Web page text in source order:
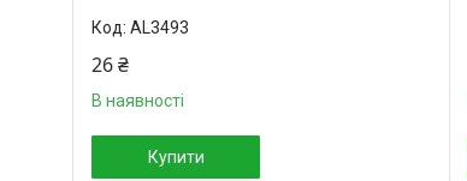
AL3493
26 ₴
В наявності
Купити